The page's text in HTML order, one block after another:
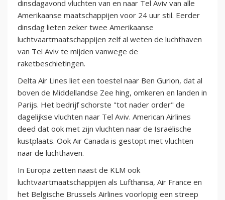
dinsdagavond vluchten van en naar Tel Aviv van alle
Amerikaanse maatschappijen voor 24 uur stil. Eerder
dinsdag lieten zeker twee Amerikaanse
luchtvaartmaatschappijen zelf al weten de luchthaven
van Tel Aviv te mijden vanwege de
raketbeschietingen.
Delta Air Lines liet een toestel naar Ben Gurion, dat al
boven de Middellandse Zee hing, omkeren en landen in
Parijs. Het bedrijf schorste "tot nader order" de
dagelijkse vluchten naar Tel Aviv. American Airlines
deed dat ook met zijn vluchten naar de Israëlische
kustplaats. Ook Air Canada is gestopt met vluchten
naar de luchthaven.
In Europa zetten naast de KLM ook
luchtvaartmaatschappijen als Lufthansa, Air France en
het Belgische Brussels Airlines voorlopig een streep